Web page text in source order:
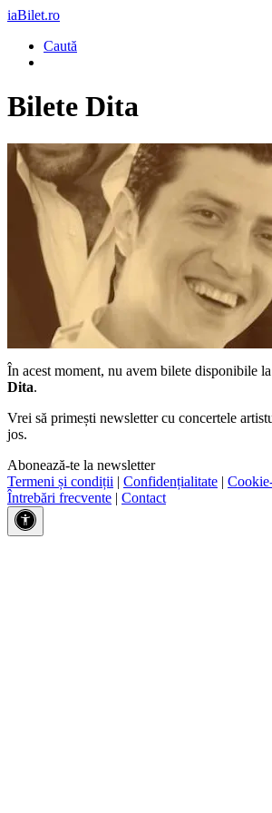
iaBilet.ro
Caută
Bilete Dita
În acest moment, nu avem bilete disponibile
Dita.
Vrei să primești newsletter cu concertele
jos.
Abonează-te la newsletter
Termeni și condiții | Confidențialitate |
Întrebări frecvente | Contact